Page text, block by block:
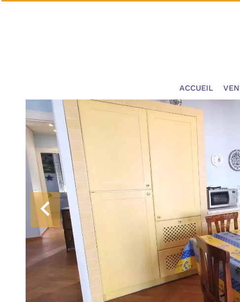
ACCUEIL